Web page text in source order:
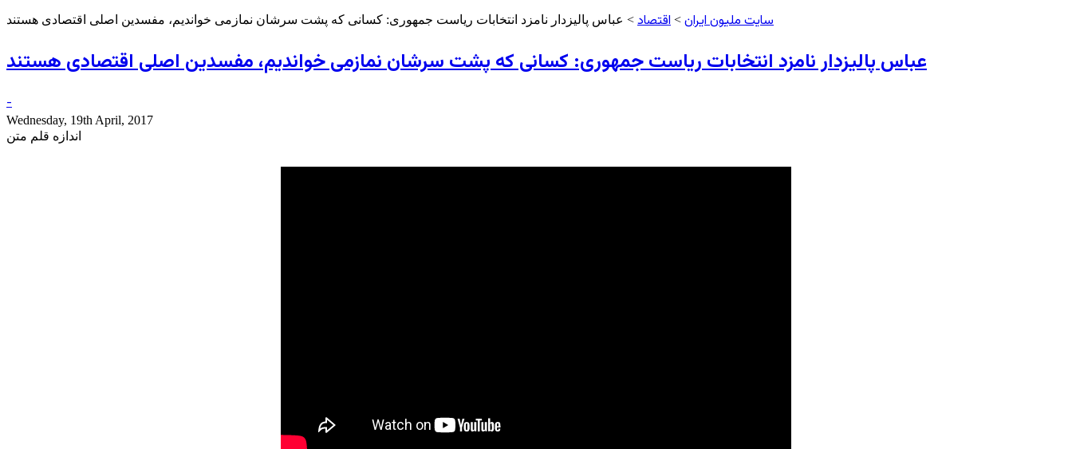
سایت ملیون ایران > اقتصاد > عباس پالیزدار نامزد انتخابات ریاست جمهوری: کسانی که پشت سرشان نمازمی خواندیم، مفسدین اصلی اقتصادی هستند
عباس پالیزدار نامزد انتخابات ریاست جمهوری: کسانی که پشت سرشان نمازمی خواندیم، مفسدین اصلی اقتصادی هستند
-
Wednesday, 19th April, 2017
اندازه قلم متن